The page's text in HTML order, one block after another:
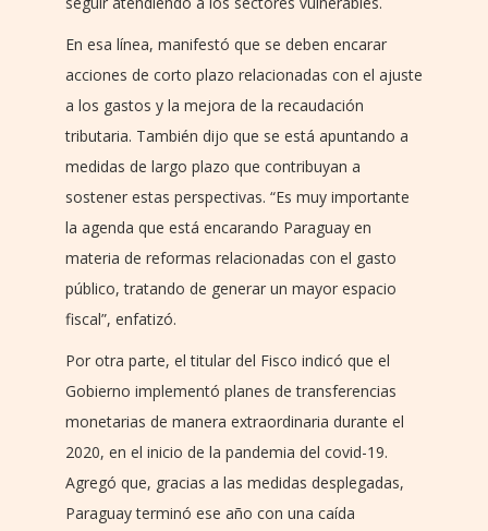
En esa línea, manifestó que se deben encarar
acciones de corto plazo relacionadas con el ajuste
a los gastos y la mejora de la recaudación
tributaria. También dijo que se está apuntando a
medidas de largo plazo que contribuyan a
sostener estas perspectivas. “Es muy importante
la agenda que está encarando Paraguay en
materia de reformas relacionadas con el gasto
público, tratando de generar un mayor espacio
fiscal”, enfatizó.
Por otra parte, el titular del Fisco indicó que el
Gobierno implementó planes de transferencias
monetarias de manera extraordinaria durante el
2020, en el inicio de la pandemia del covid-19.
Agregó que, gracias a las medidas desplegadas,
Paraguay terminó ese año con una caída